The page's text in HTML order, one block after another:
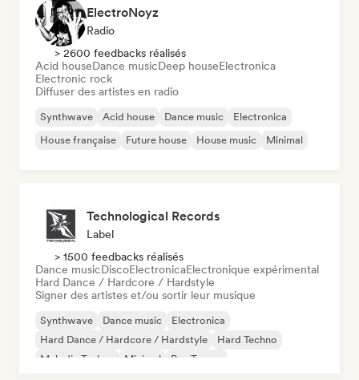
ElectroNoyz
Radio
> 2600 feedbacks réalisés
Acid houseDance musicDeep houseElectronica
Electronic rock
Diffuser des artistes en radio
Synthwave Acid house Dance music
Electronica
House française
Future house House music Minimal
Technological Records
Label
> 1500 feedbacks réalisés
Dance musicDiscoElectronicaElectronique expérimental
Hard Dance / Hardcore / Hardstyle
Signer des artistes et/ou sortir leur musique
Synthwave Dance music
Electronica
Hard Dance / Hardcore / Hardstyle
Hard Techno
Melodic Techno
Minimal Psy-Trance